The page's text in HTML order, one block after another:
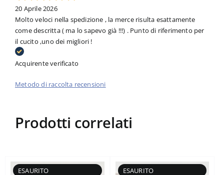
20 Aprile 2026
Molto veloci nella spedizione , la merce risulta esattamente
come descritta ( ma lo sapevo già !!!) . Punto di riferimento per
il cucito ,uno dei migliori !
Acquirente verificato
Metodo di raccolta recensioni
Prodotti correlati